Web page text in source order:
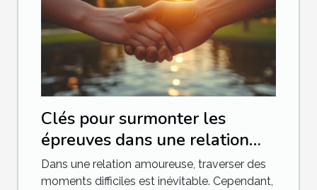
Clés pour surmonter les
épreuves dans une relation
amoureuse
Dans une relation amoureuse, traverser des
moments difficiles est inévitable. Cependant,